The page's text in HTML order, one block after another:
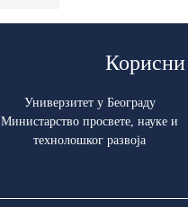
Универзитет у Београду
Министарство просвете, науке и
технолошког развоја